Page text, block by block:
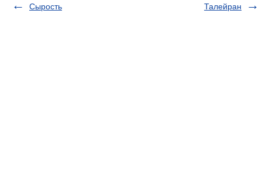
Сырость Талейран